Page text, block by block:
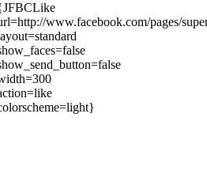
www.facebook.com/pages/